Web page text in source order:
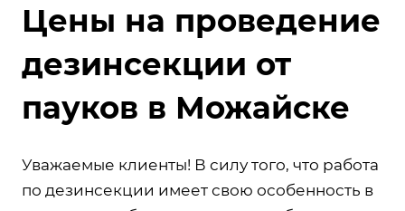
Цены на проведение
дезинсекции от
пауков в Можайске
Уважаемые клиенты! В силу того, что работа
по дезинсекции имеет свою особенность в